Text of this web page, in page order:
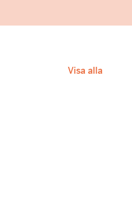
Visa alla